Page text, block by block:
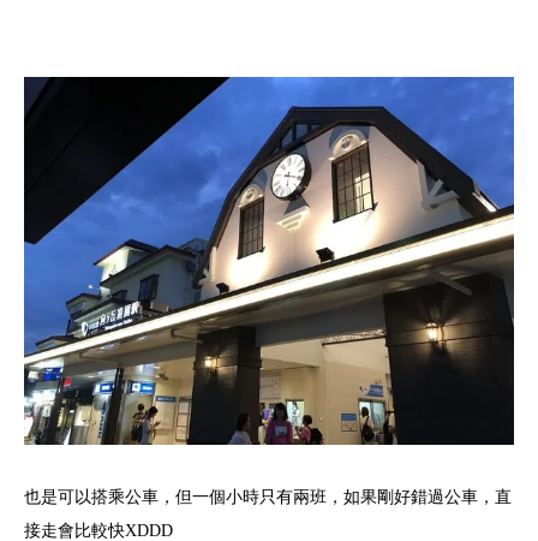
也是可以搭乘公車，但一個小時只有兩班，如果剛好錯過公車，直
接走會比較快XDDD